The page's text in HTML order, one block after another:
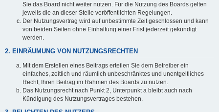
Sie das Board nicht weiter nutzen. Für die Nutzung des Boards gelten
jeweils die an dieser Stelle veröffentlichten Regelungen.
Der Nutzungsvertrag wird auf unbestimmte Zeit geschlossen und kann
von beiden Seiten ohne Einhaltung einer Frist jederzeit gekündigt
werden.
2. EINRÄUMUNG VON NUTZUNGSRECHTEN
Mit dem Erstellen eines Beitrags erteilen Sie dem Betreiber ein
einfaches, zeitlich und räumlich unbeschränktes und unentgeltliches
Recht, Ihren Beitrag im Rahmen des Boards zu nutzen.
Das Nutzungsrecht nach Punkt 2, Unterpunkt a bleibt auch nach
Kündigung des Nutzungsvertrages bestehen.